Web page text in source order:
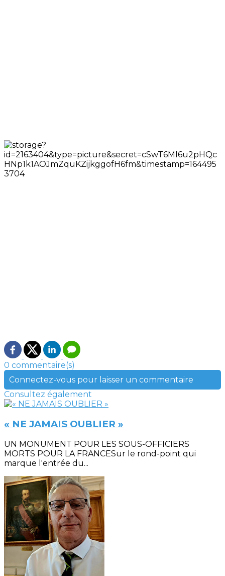
0 commentaire(s)
Connectez-vous pour laisser un commentaire
Consultez également
« NE JAMAIS OUBLIER »
UN MONUMENT POUR LES SOUS-OFFICIERS
MORTS POUR LA FRANCESur le rond-point qui
marque l'entrée du...